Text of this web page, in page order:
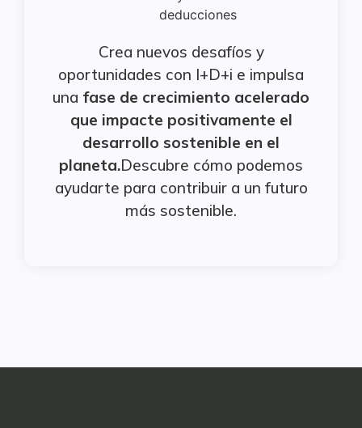
Crea nuevos desafíos y
oportunidades con I+D+i e impulsa
una fase de crecimiento acelerado
que impacte positivamente el
desarrollo sostenible en el
planeta.Descubre cómo podemos
ayudarte para contribuir a un futuro
más sostenible.